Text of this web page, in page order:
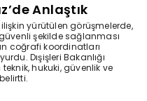
Anlaştık
yürütülen görüşmelerde,
şekilde sağlanması
coğrafi koordinatları
Dışişleri Bakanlığı
hukuki, güvenlik ve